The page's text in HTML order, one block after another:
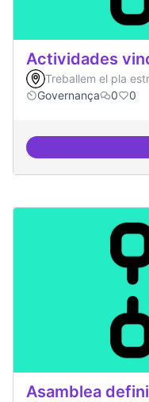
Actividades
Treballem el pla
Governança
0 0
Asamblea